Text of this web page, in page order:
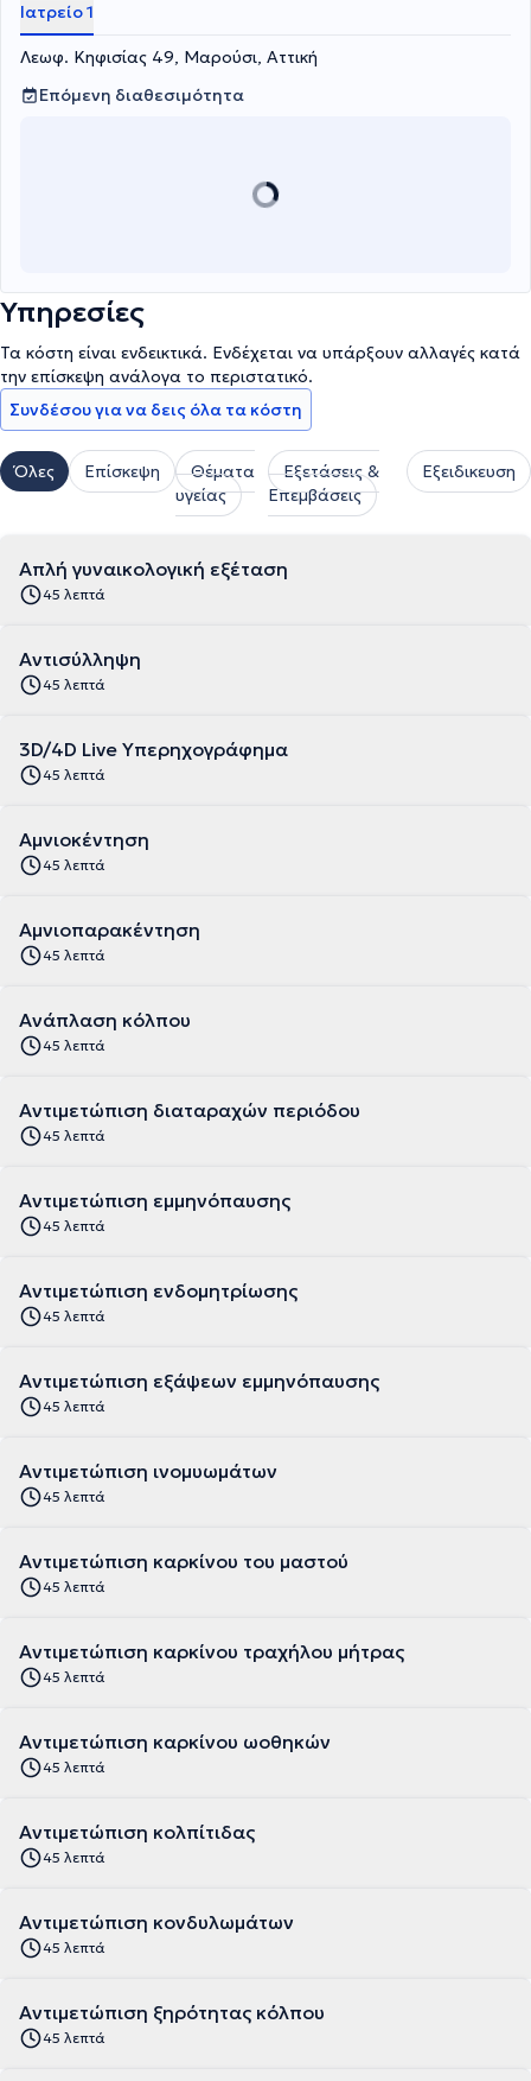
Ιατρείο 1
Λεωφ. Κηφισίας 49, Μαρούσι, Αττική
Επόμενη διαθεσιμότητα
Υπηρεσίες
Τα κόστη είναι ενδεικτικά. Ενδέχεται να υπάρξουν αλλαγές κατά
την επίσκεψη ανάλογα το περιστατικό.
Συνδέσου για να δεις όλα τα κόστη
Όλες Επίσκεψη
Θέματα
υγείας
Εξετάσεις &
Επεμβάσεις
Εξειδικευση
Απλή γυναικολογική εξέταση
45 λεπτά
Αντισύλληψη
45 λεπτά
3D/4D Live Υπερηχογράφημα
45 λεπτά
Αμνιοκέντηση
45 λεπτά
Αμνιοπαρακέντηση
45 λεπτά
Ανάπλαση κόλπου
45 λεπτά
Αντιμετώπιση διαταραχών περιόδου
45 λεπτά
Αντιμετώπιση εμμηνόπαυσης
45 λεπτά
Αντιμετώπιση ενδομητρίωσης
45 λεπτά
Αντιμετώπιση εξάψεων εμμηνόπαυσης
45 λεπτά
Αντιμετώπιση ινομυωμάτων
45 λεπτά
Αντιμετώπιση καρκίνου του μαστού
45 λεπτά
Αντιμετώπιση καρκίνου τραχήλου μήτρας
45 λεπτά
Αντιμετώπιση καρκίνου ωοθηκών
45 λεπτά
Αντιμετώπιση κολπίτιδας
45 λεπτά
Αντιμετώπιση κονδυλωμάτων
45 λεπτά
Αντιμετώπιση ξηρότητας κόλπου
45 λεπτά